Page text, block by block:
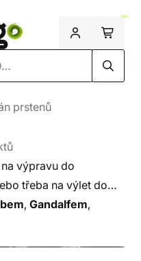
prstenů
výpravu do
třeba na výlet do
, Gandalfem,